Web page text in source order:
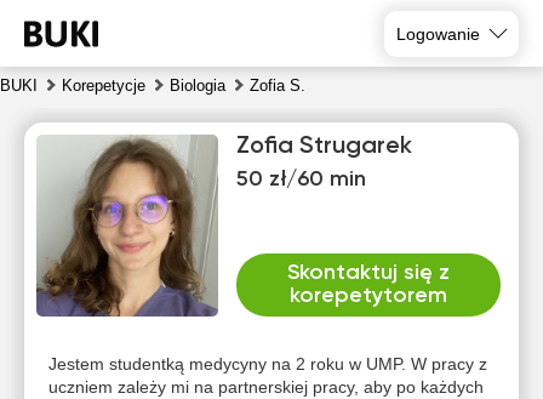
Logowanie
BUKI Korepetycje Biologia Zofia S.
Zofia Strugarek
50 zł/60 min
Skontaktuj się z
korepetytorem
Jestem studentką medycyny na 2 roku w UMP. W pracy z
uczniem zależy mi na partnerskiej pracy, aby po każdych
6
7
8
9
10
11